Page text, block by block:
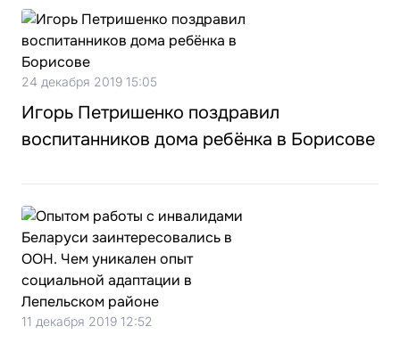
24 декабря 2019 15:05
Игорь Петришенко поздравил
воспитанников дома ребёнка в Борисове
11 декабря 2019 12:52